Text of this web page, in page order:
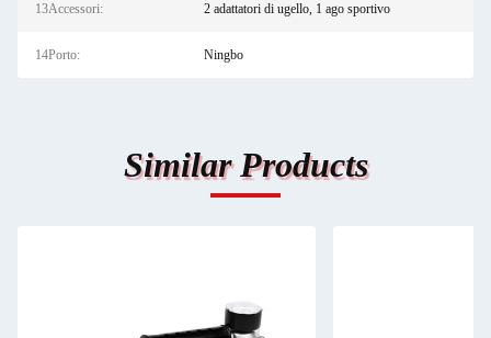
13Accessori: 2 adattatori di ugello, 1 ago sportivo
14Porto: Ningbo
Similar Products